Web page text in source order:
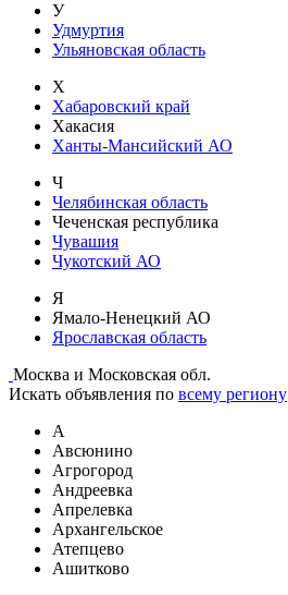
У
Удмуртия
Ульяновская область
Х
Хабаровский край
Хакасия
Ханты-Мансийский АО
Ч
Челябинская область
Чеченская республика
Чувашия
Чукотский АО
Я
Ямало-Ненецкий АО
Ярославская область
Москва и Московская обл.
Искать объявления по всему региону
А
Авсюнино
Агрогород
Андреевка
Апрелевка
Архангельское
Атепцево
Ашитково